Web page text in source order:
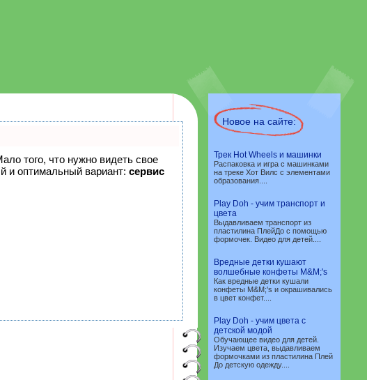
того, что нужно видеть свое
и оптимальный вариант: сервис
Новое на сайте:
Трек Hot Wheels и машинки
Распаковка и игра с машинками
на треке Хот Вилс с элементами
образования....
Play Doh - учим транспорт и
цвета
Выдавливаем транспорт из
пластилина ПлейДо с помощью
формочек. Видео для детей....
Вредные детки кушают
волшебные конфеты M&M;'s
Как вредные детки кушали
конфеты M&M;'s и окрашивались
в цвет конфет....
Play Doh - учим цвета с
детской модой
Обучающее видео для детей.
Изучаем цвета, выдавливаем
формочками из пластилина Плей
До детскую одежду....